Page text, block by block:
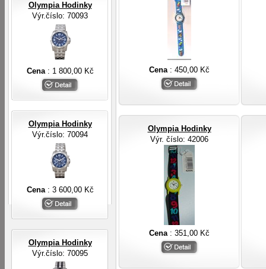
Cena : 450,00 Kč
Olympia Hodinky
Výr. číslo: 42006
Cena : 351,00 Kč
Olympia Hodinky
Výr.číslo: 70093
Cena : 1 800,00 Kč
Olympia Hodinky
Výr.číslo: 70094
Cena : 3 600,00 Kč
Olympia Hodinky
Výr.číslo: 70095